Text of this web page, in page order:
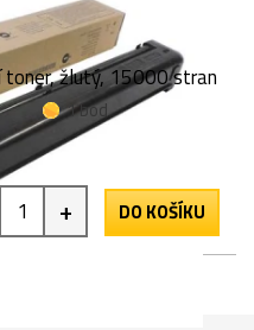
toner, žlutý, 15000 stran
1 bod
+ DO KOŠÍKU